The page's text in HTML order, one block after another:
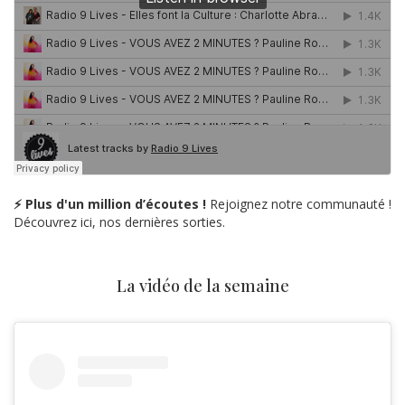
⚡ Plus d'un million d’écoutes ! Rejoignez notre communauté !
Découvrez ici, nos dernières sorties.
La vidéo de la semaine